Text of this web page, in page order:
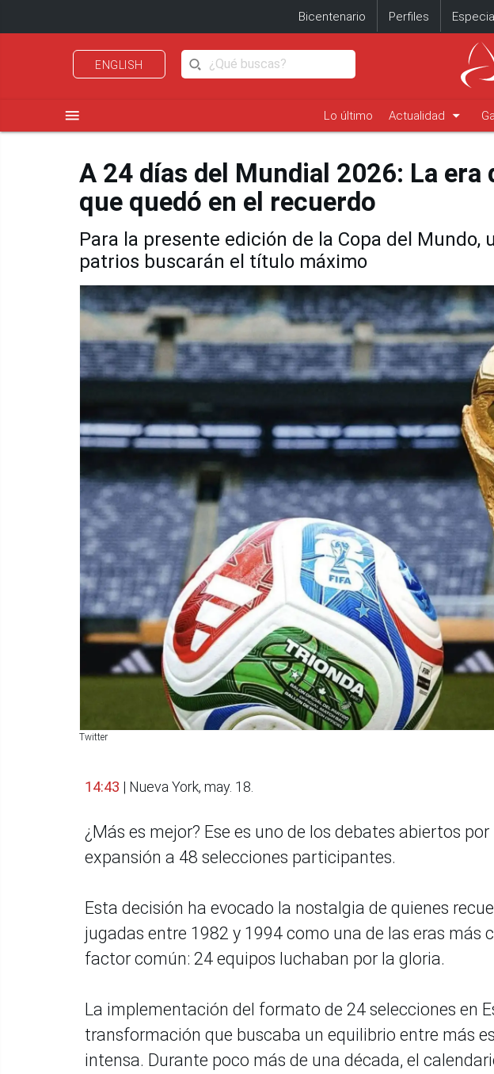
Bicentenario Perfiles
ENGLISH
menu Lo último Actualidad arrow_drop_down
A 24 días del Mundial 2026: La era
que quedó en el recuerdo
Para la presente edición de la Copa del Mundo,
patrios buscarán el título máximo
Twitter
14:43 | Nueva York, may. 18.
¿Más es mejor? Ese es uno de los debates abiertos
expansión a 48 selecciones participantes.
Esta decisión ha evocado la nostalgia de quienes
jugadas entre 1982 y 1994 como una de las eras más
factor común: 24 equipos luchaban por la gloria.
La implementación del formato de 24 selecciones en
transformación que buscaba un equilibrio entre más
intensa. Durante poco más de una década, el